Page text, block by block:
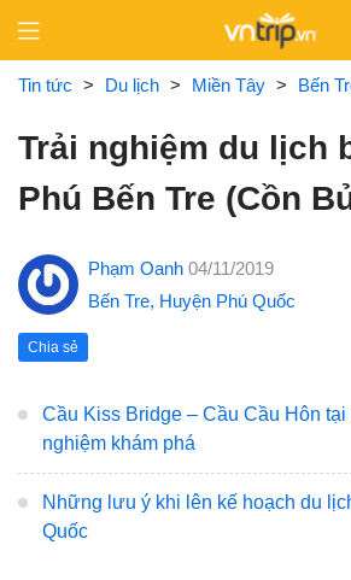
content
Tin tức > Du lịch > Miền Tây > Bến
Trải nghiệm du lịch
Phú Bến Tre (Cồn
Phạm Oanh 04/11/2019
Bến Tre, Huyện Phú Quốc
Chia sẻ
Cầu Kiss Bridge – Cầu Cầu Hôn tại
nghiệm khám phá
Những lưu ý khi lên kế hoạch du
Quốc